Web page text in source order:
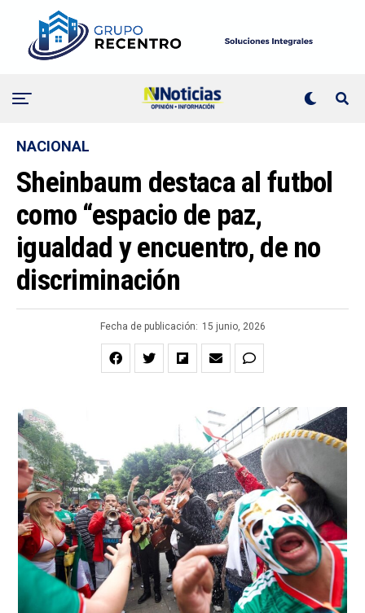
NACIONAL
Sheinbaum destaca al futbol
como “espacio de paz,
igualdad y encuentro, de no
discriminación
Fecha de publicación: 15 junio, 2026